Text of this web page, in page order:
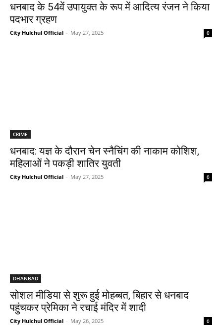
धनबाद के 54वें उपायुक्त के रूप में आदित्य रंजन ने किया
पदभार ग्रहण
City Hulchul Official - May 27, 2025 0
CRIME
धनबाद: यज्ञ के दौरान चेन स्नैचिंग की नाकाम कोशिश,
महिलाओं ने पकड़ी शातिर युवती
City Hulchul Official - May 27, 2025 0
DHANBAD
सोशल मीडिया से शुरू हुई मोहब्बत, बिहार से धनबाद
पहुंचकर प्रेमिका ने रचाई मंदिर में शादी
City Hulchul Official - May 26, 2025 0